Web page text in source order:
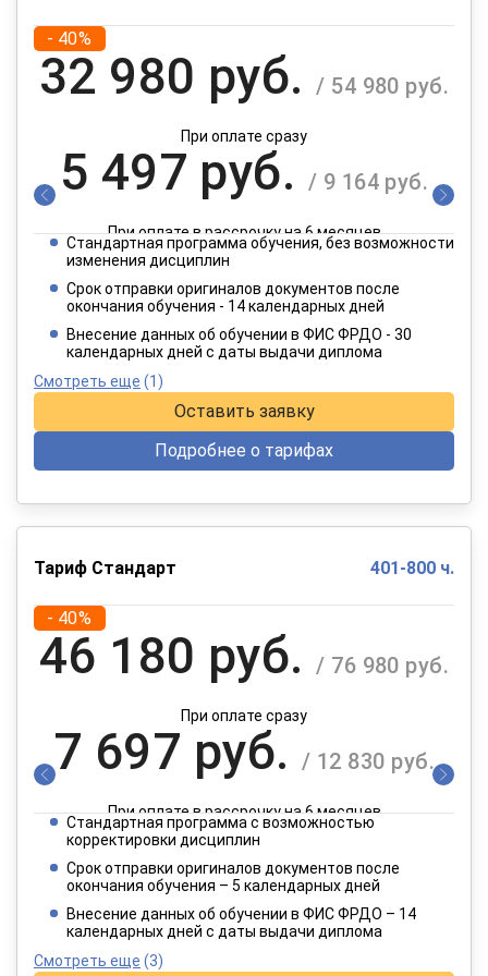
- 40%
32 980 руб. / 54 980 руб.
При оплате сразу
5 497 руб. / 9 164 руб.
При оплате в рассрочку на 6 месяцев
2 749 руб.
При оплате в рассрочку на 12 месяцев
Стандартная программа обучения, без возможности
изменения дисциплин
Срок отправки оригиналов документов после
окончания обучения - 14 календарных дней
Внесение данных об обучении в ФИС ФРДО - 30
календарных дней с даты выдачи диплома
Смотреть еще (1)
Оставить заявку
Подробнее о тарифах
Тариф Стандарт 401-800 ч.
- 40%
46 180 руб. / 76 980 руб.
При оплате сразу
7 697 руб. / 12 830 руб.
При оплате в рассрочку на 6 месяцев
3 849 руб.
При оплате в рассрочку на 12 месяцев
Стандартная программа с возможностью
корректировки дисциплин
Срок отправки оригиналов документов после
окончания обучения – 5 календарных дней
Внесение данных об обучении в ФИС ФРДО – 14
календарных дней с даты выдачи диплома
Смотреть еще (3)